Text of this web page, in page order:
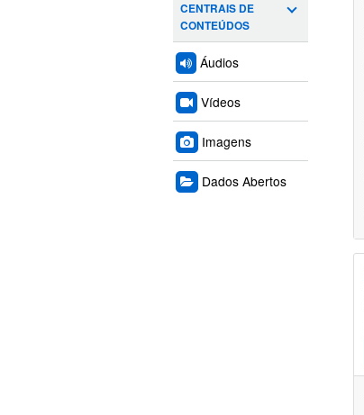
CENTRAIS DE
CONTEÚDOS
Áudios
Vídeos
Imagens
Dados Abertos